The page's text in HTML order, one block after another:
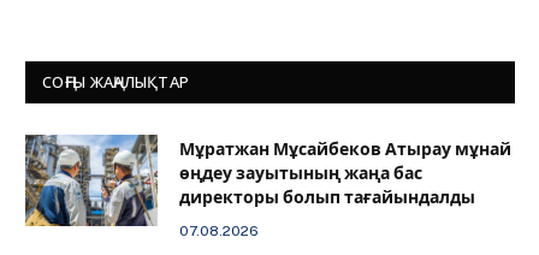
СОҢҒЫ ЖАҢАЛЫҚТАР
Мұратжан Мұсайбеков Атырау мұнай
өңдеу зауытының жаңа бас
директоры болып тағайындалды
07.08.2026